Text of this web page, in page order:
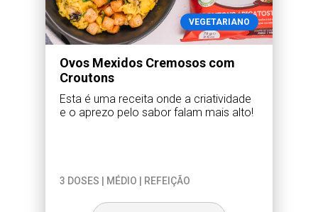
VEGETARIANO
Ovos Mexidos Cremosos com
Croutons
Esta é uma receita onde a criatividade
e o aprezo pelo sabor falam mais alto!
3 DOSES | MÉDIO | REFEIÇÃO